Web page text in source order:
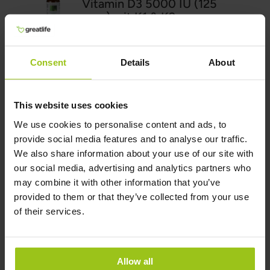
Consent Details About
This website uses cookies
We use cookies to personalise content and ads, to
provide social media features and to analyse our traffic.
We also share information about your use of our site with
our social media, advertising and analytics partners who
may combine it with other information that you’ve
provided to them or that they’ve collected from your use
of their services.
Allow all
Vitamin D3 5000 IU (125
mcg) mit K1 & K2
100%
Magnesium 300
32,99 €
Rating:
100%